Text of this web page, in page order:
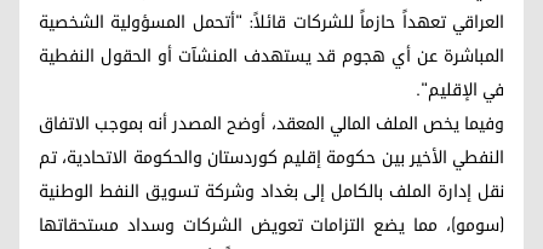
العراقي تعهداً حازماً للشركات قائلاً: "أتحمل المسؤولية الشخصية
المباشرة عن أي هجوم قد يستهدف المنشآت أو الحقول النفطية
في الإقليم".
وفيما يخص الملف المالي المعقد، أوضح المصدر أنه بموجب الاتفاق
النفطي الأخير بين حكومة إقليم كوردستان والحكومة الاتحادية، تم
نقل إدارة الملف بالكامل إلى بغداد وشركة تسويق النفط الوطنية
(سومو)، مما يضع التزامات تعويض الشركات وسداد مستحقاتها